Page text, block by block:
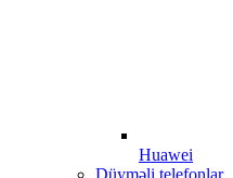
Huawei
Düyməli telefonlar